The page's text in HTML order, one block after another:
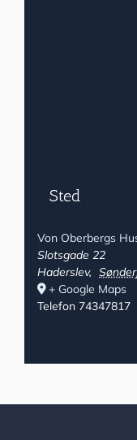
Sted
Von Oberbergs
Slotsgade 22
Haderslev,
+ Google Maps
Telefon 74347817